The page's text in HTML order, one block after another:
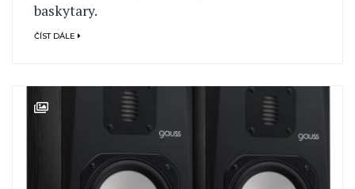
baskytary.
ČÍST DÁLE